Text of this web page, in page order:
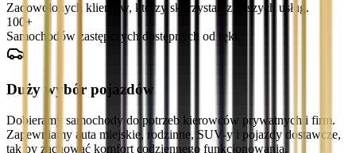
Zadowolonych klientów, którzy skorzystali z naszych usług.
100+
Samochodów zastępczych dostępnych od ręki.
Duży wybór pojazdów
Dobieramy samochody do potrzeb kierowców prywatnych i firm.
Zapewniamy auta miejskie, rodzinne, SUV-y i pojazdy dostawcze,
tak by zachować komfort codziennego funkcjonowania.